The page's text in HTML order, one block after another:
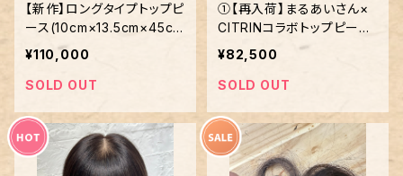
【新作】ロングタイプトップピ
ース(10cm×13.5cm×45c
m)
¥110,000
SOLD OUT
①【再入荷】まるあいさん×
CITRINコラボトップピース
(12cm×14cm×25cm)
¥82,500
SOLD OUT